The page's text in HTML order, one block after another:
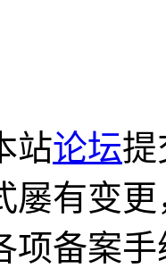
站论坛提
屡有变
项备案